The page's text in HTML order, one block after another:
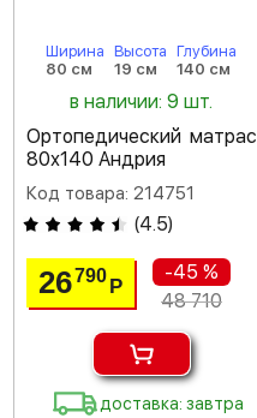
Ширина
80 см
Высота
19 см
Глубина
140 см
в наличии: 9 шт.
Ортопедический матрас
80х140 Андрия
Код товара: 214751
(4.5)
26790Р
-45 %
48 710
доставка: завтра